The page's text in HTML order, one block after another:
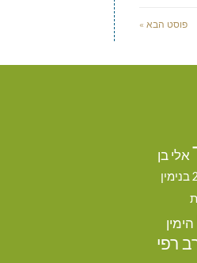
פוסט הבא »
אלי בן
בנימין
הימין
רפי